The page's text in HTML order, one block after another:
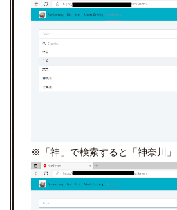
※「神」で検索すると「神奈川